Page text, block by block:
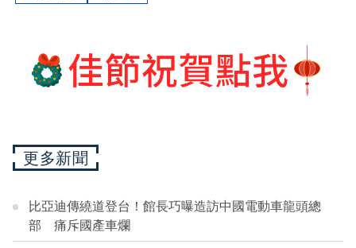
更多新聞
比亞迪傳繞道登台！館長巧曝造訪中國電動車龍頭總
部 痛斥國產車爛